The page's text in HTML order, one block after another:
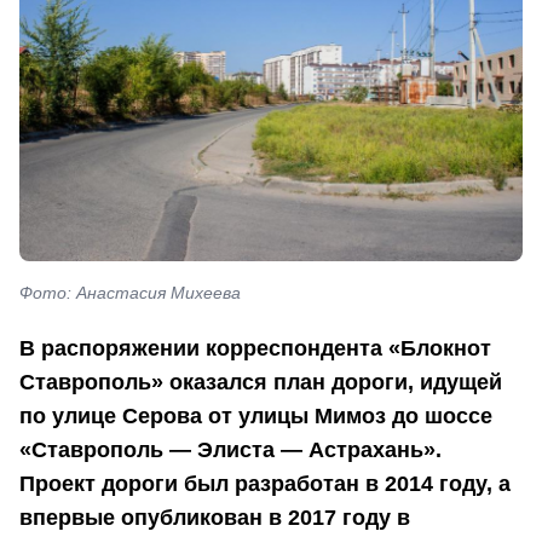
Фото: Анастасия Михеева
В распоряжении корреспондента «Блокнот
Ставрополь» оказался план дороги, идущей
по улице Серова от улицы Мимоз до шоссе
«Ставрополь — Элиста — Астрахань».
Проект дороги был разработан в 2014 году, а
впервые опубликован в 2017 году в